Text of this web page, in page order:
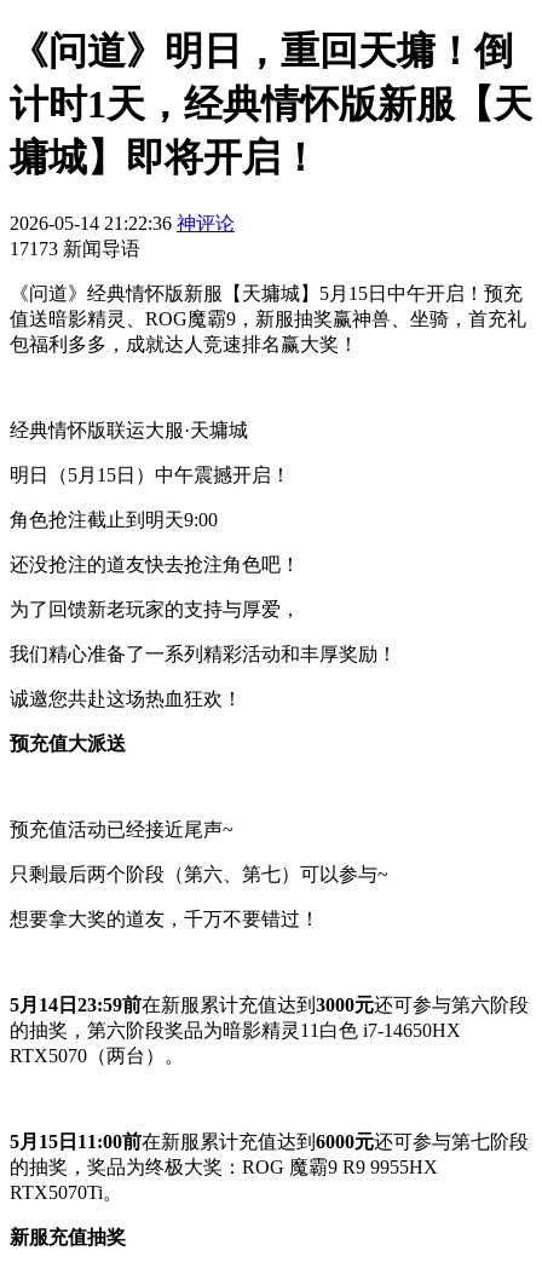
《问道》明日，重回天墉！倒
计时1天，经典情怀版新服【天
墉城】即将开启！
2026-05-14 21:22:36 神评论
17173 新闻导语
《问道》经典情怀版新服【天墉城】5月15日中午开启！预充
值送暗影精灵、ROG魔霸9，新服抽奖赢神兽、坐骑，首充礼
包福利多多，成就达人竞速排名赢大奖！
经典情怀版联运大服·天墉城
明日（5月15日）中午震撼开启！
角色抢注截止到明天9:00
还没抢注的道友快去抢注角色吧！
为了回馈新老玩家的支持与厚爱，
我们精心准备了一系列精彩活动和丰厚奖励！
诚邀您共赴这场热血狂欢！
预充值大派送
预充值活动已经接近尾声~
只剩最后两个阶段（第六、第七）可以参与~
想要拿大奖的道友，千万不要错过！
5月14日23:59前在新服累计充值达到 3000元还可参与第六阶段
的抽奖，第六阶段奖品为暗影精灵11白色 i7-14650HX
RTX5070（两台）。
5月15日11:00前在新服累计充值达到 6000元还可参与第七阶段
的抽奖，奖品为终极大奖：ROG 魔霸9 R9 9955HX
RTX5070Ti。
新服充值抽奖